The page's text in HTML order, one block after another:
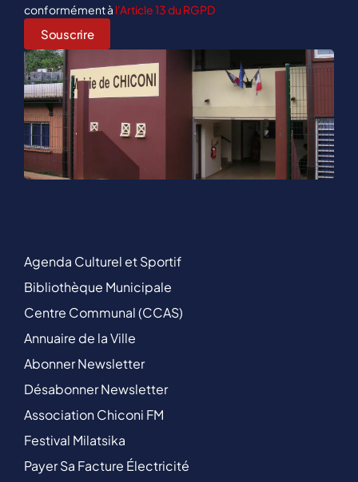
conformément à l’Article 13 du RGPD
Agenda Culturel et Sportif
Bibliothèque Municipale
Centre Communal (CCAS)
Annuaire de la Ville
Abonner Newsletter
Désabonner Newsletter
Association Chiconi FM
Festival Milatsika
Payer Sa Facture Électricité